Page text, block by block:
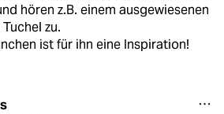
hören z.B. einem ausgewiesenen
zu.
ist für ihn eine Inspiration!